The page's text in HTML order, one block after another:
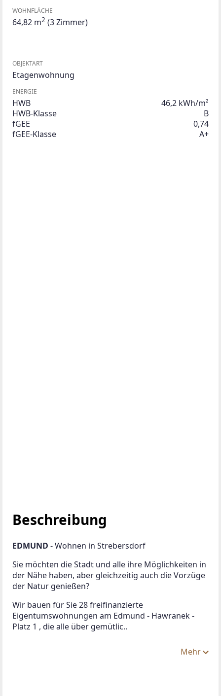
WOHNFLÄCHE
64,82 m2 (3 Zimmer)
OBJEKTART
Etagenwohnung
ENERGIE
HWB
46,2 kWh/m²
HWB-Klasse
B
fGEE
0,74
fGEE-Klasse
A+
Beschreibung
EDMUND - Wohnen in Strebersdorf
Sie möchten die Stadt und alle ihre Möglichkeiten in
der Nähe haben, aber gleichzeitig auch die Vorzüge
der Natur genießen?
Wir bauen für Sie 28 freifinanzierte
Eigentumswohnungen am Edmund - Hawranek -
Platz 1 , die alle über gemütlic..
Mehr